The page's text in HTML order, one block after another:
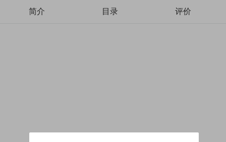
简介 目录 评价